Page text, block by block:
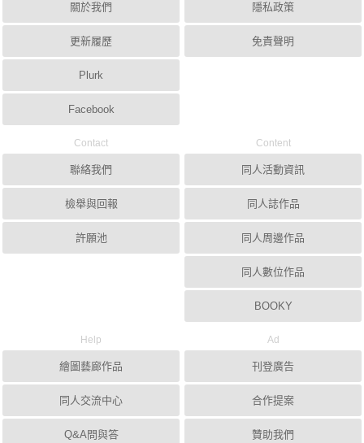
關於我們
更新履歷
Plurk
Facebook
隱私政策
免責聲明
Contact
聯絡我們
檢舉與回報
許願池
Content
同人活動資訊
同人誌作品
同人周邊作品
同人數位作品
BOOKY
Help
繪圖藝廊作品
同人交流中心
Q&A問與答
Ad
刊登廣告
合作提案
贊助我們